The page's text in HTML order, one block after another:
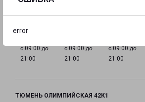
error
21:00
21:00
21:00
с 09:00 до
21:00
с 09:00 до
21:00
с 09:00 до
21:00
ТЮМЕНЬ ОЛИМПИЙСКАЯ 42К1